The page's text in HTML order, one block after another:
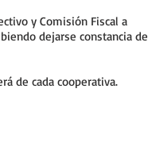
y Comisión Fiscal a
dejarse constancia de
de cada cooperativa.